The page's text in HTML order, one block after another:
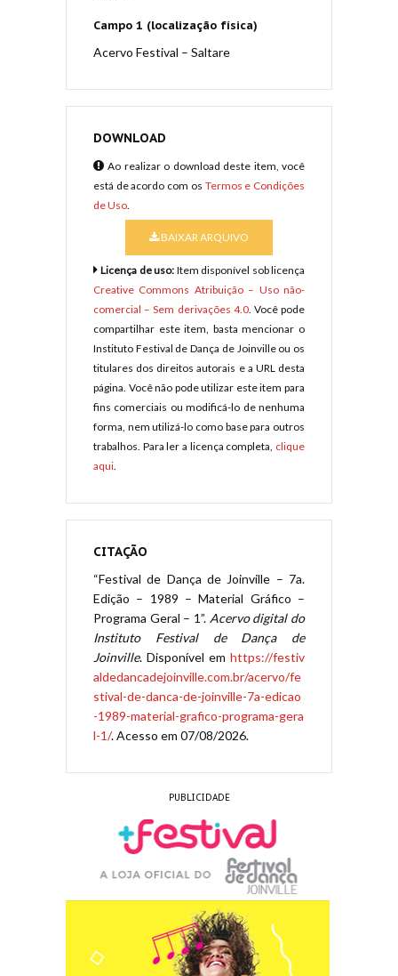
Campo 1 (localização física)
Acervo Festival – Saltare
DOWNLOAD
Ao realizar o download deste item, você
está de acordo com os Termos e Condições
de Uso.
BAIXAR ARQUIVO
Licença de uso: Item disponível sob licença
Creative Commons Atribuição – Uso não-
comercial – Sem derivações 4.0. Você pode
compartilhar este item, basta mencionar o
Instituto Festival de Dança de Joinville ou os
titulares dos direitos autorais e a URL desta
página. Você não pode utilizar este item para
fins comerciais ou modificá-lo de nenhuma
forma, nem utilizá-lo como base para outros
trabalhos. Para ler a licença completa, clique
aqui.
CITAÇÃO
“Festival de Dança de Joinville – 7a.
Edição – 1989 – Material Gráfico –
Programa Geral – 1”. Acervo digital do
Instituto Festival de Dança de
Joinville. Disponível em https://festiv
aldedancadejoinville.com.br/acervo/fe
stival-de-danca-de-joinville-7a-edicao
-1989-material-grafico-programa-gera
l-1/. Acesso em 07/08/2026.
PUBLICIDADE